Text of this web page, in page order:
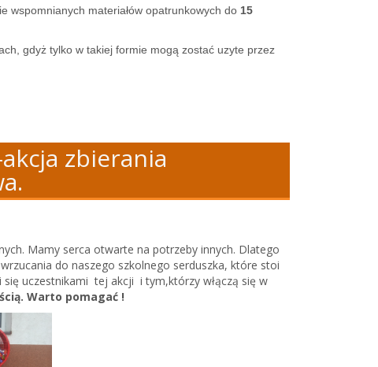
wspomnianych materiałów opatrunkowych do15
gdyż tylko w takiej formie mogą zostać uzyte przez
zbierania
Mamy serca otwarte na potrzeby innych. Dlatego
do naszego szkolnego serduszka, które stoi
uczestnikami tej akcji i tym,którzy włączą się w
Warto pomagać !